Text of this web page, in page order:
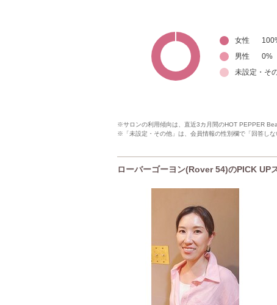
女性 100
男性
0%
未設定・そ
※サロンの利用傾向は、直近3カ月間のHOT PEPPER
※「未設定・その他」は、会員情報の性別欄で「回答し
ローバーゴーヨン(Rover 54)のPICK UP